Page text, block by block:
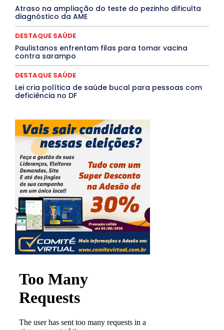
Atraso na ampliação do teste do pezinho dificulta
diagnóstico da AME
DESTAQUE SAÚDE
Paulistanos enfrentam filas para tomar vacina
contra sarampo
DESTAQUE SAÚDE
Lei cria política de saúde bucal para pessoas com
deficiência no DF